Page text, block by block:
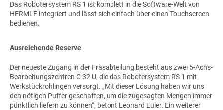
Das Robotersystem RS 1 ist komplett in die Software-Welt von
HERMLE integriert und lässt sich einfach über einen Touchscreen
bedienen.
Ausreichende Reserve
Der neueste Zugang in der Fräsabteilung besteht aus zwei 5-Achs-
Bearbeitungszentren C 32 U, die das Robotersystem RS 1 mit
Werkstückrohlingen versorgt. „Mit dieser Lösung haben wir uns
den nötigen Puffer geschaffen, um die zugesagten Mengen immer
pünktlich liefern zu können“, betont Leonard Euler. Ein weiterer